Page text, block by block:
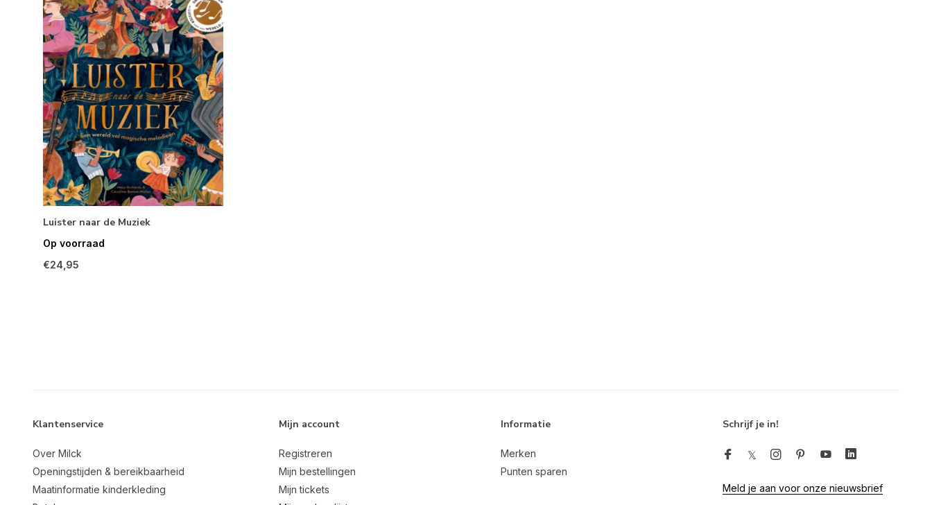
Luister naar de Muziek
Op voorraad
€24,95
Klantenservice
Over Milck
Openingstijden & bereikbaarheid
Maatinformatie kinderkleding
Mijn account
Registreren
Mijn bestellingen
Mijn tickets
Informatie
Merken
Punten sparen
Schrijf je in!
Meld je aan voor onze nieuwsbrief